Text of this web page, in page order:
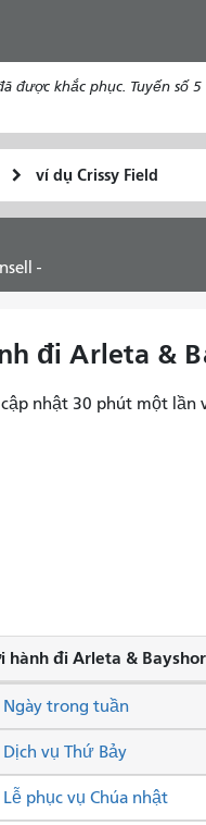
được khắc phục. Tuyến
kết
muốn
lịch
thế
-
đi Arleta &
nhật 30 phút một lần
hành đi Arleta &
Dịch vụ Thứ Bảy
Lễ phục vụ Chúa nhật
Ngày trong tuần